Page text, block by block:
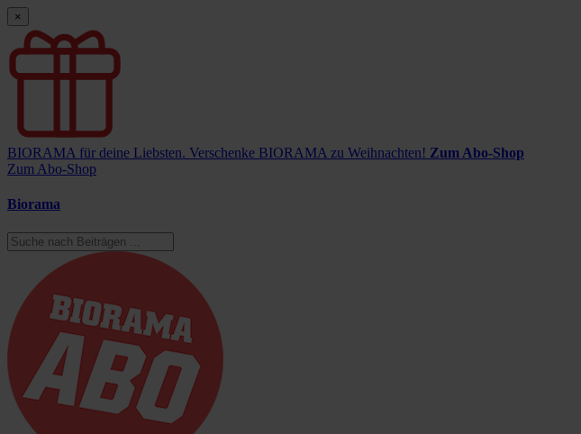
×
BIORAMA für deine Liebsten. Verschenke BIORAMA zu Weihnachten! Zum Abo-Shop
Zum Abo-Shop
Biorama